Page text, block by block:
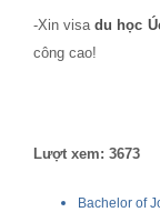
-Xin visadu học
công cao!
Lượt xem: 3673
Bachelor of